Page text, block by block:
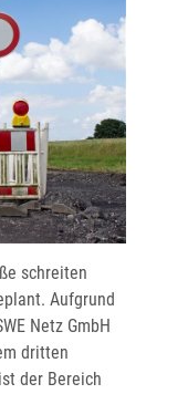
schreiten
Aufgrund
Netz GmbH
dritten
der Bereich